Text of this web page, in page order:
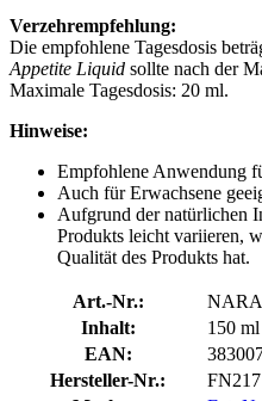
Verzehrempfehlung:
Die empfohlene Tagesdosis
Appetite Liquid sollte nach der
Maximale Tagesdosis: 20 ml.
Hinweise:
Empfohlene Anwendung
Auch für Erwachsene
Aufgrund der natürlichen
Produkts leicht variieren,
Qualität des Produkts hat.
Art.-Nr.:
Inhalt:
150 ml
EAN:
Hersteller-Nr.:
FN217